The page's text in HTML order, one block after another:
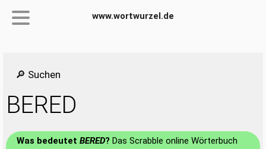
www.wortwurzel.de
🔎 Suchen
BERED
Was bedeutet BERED? Das Scrabble online Wörterbuch